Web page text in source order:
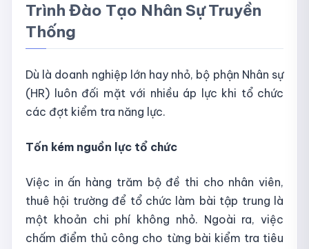
Trình Đào Tạo Nhân Sự Truyền
Thống
Dù là doanh nghiệp lớn hay nhỏ, bộ phận Nhân sự
(HR) luôn đối mặt với nhiều áp lực khi tổ chức
các đợt kiểm tra năng lực.
Tốn kém nguồn lực tổ chức
Việc in ấn hàng trăm bộ đề thi cho nhân viên,
thuê hội trường để tổ chức làm bài tập trung là
một khoản chi phí không nhỏ. Ngoài ra, việc
chấm điểm thủ công cho từng bài kiểm tra tiêu